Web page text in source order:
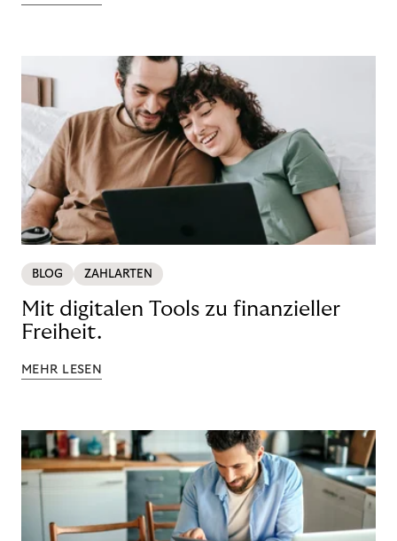
BLOG ZAHLARTEN
Mit digitalen Tools zu finanzieller
Freiheit.
MEHR LESEN